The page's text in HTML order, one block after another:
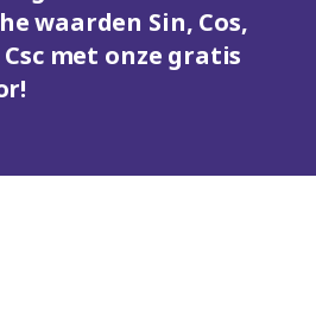
waarden Sin, Cos,
Csc met onze gratis